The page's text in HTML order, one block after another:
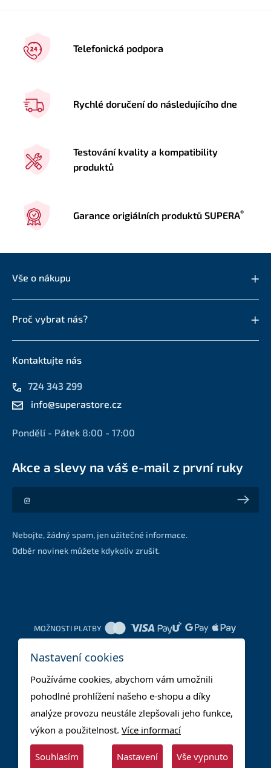
Telefonická podpora
Rychlé doručení do následujícího dne
Testování kvality a kompatibility
produktů
Garance origiálních produktů SUPERA®
Vše o nákupu
Proč vybrat nás?
Kontaktujte nás
724 343 299
info@superastore.cz
Pondělí - Pátek 8:00 - 17:00
Akce a slevy na váš e-mail z první ruky
Akce a slevy na váš e-mail z první ruky
Nebojte, žádný spam, jen užitečné informace.
Odběr novinek můžete kdykoliv zrušit.
MOŽNOSTI PLATBY
Nastavení cookies
Používáme cookies, abychom vám umožnili
pohodlné prohlížení našeho e-shopu a díky
analýze provozu neustále zlepšovali jeho funkce,
výkon a použitelnost. Více informací
Souhlasím Nastavení Vše vypnuto